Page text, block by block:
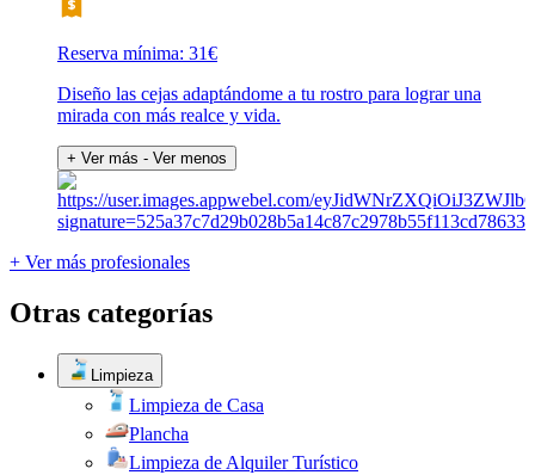
Reserva mínima: 31€
Diseño las cejas adaptándome a tu rostro para lograr una
mirada con más realce y vida.
+ Ver más - Ver menos
+ Ver más profesionales
Otras categorías
Limpieza
Limpieza de Casa
Plancha
Limpieza de Alquiler Turístico